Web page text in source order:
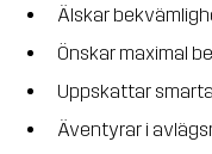
Älskar
Önskar maximal
Uppskattar
Äventyrar i